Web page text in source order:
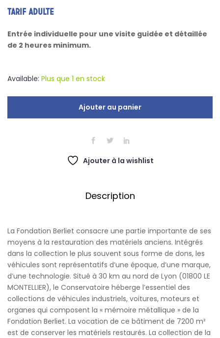
TARIF ADULTE
Entrée individuelle pour une visite guidée et détaillée
de 2 heures minimum.
Available: Plus que 1 en stock
Ajouter au panier
Ajouter à la wishlist
Description
La Fondation Berliet consacre une partie importante de ses
moyens à la restauration des matériels anciens. Intégrés
dans la collection le plus souvent sous forme de dons, les
véhicules sont représentatifs d’une époque, d’une marque,
d’une technologie. Situé à 30 km au nord de Lyon (01800 LE
MONTELLIER), le Conservatoire héberge l’essentiel des
collections de véhicules industriels, voitures, moteurs et
organes qui composent la « mémoire métallique » de la
Fondation Berliet. La vocation de ce bâtiment de 7200 m²
est de conserver les matériels restaurés. La collection de la